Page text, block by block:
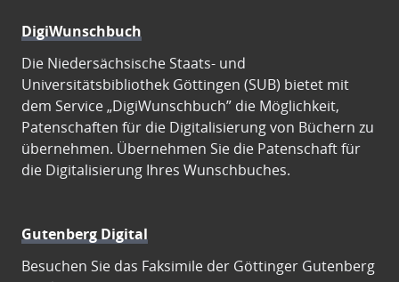
DigiWunschbuch
Die Niedersächsische Staats- und
Universitätsbibliothek Göttingen (SUB) bietet mit
dem Service „DigiWunschbuch” die Möglichkeit,
Patenschaften für die Digitalisierung von Büchern zu
übernehmen. Übernehmen Sie die Patenschaft für
die Digitalisierung Ihres Wunschbuches.
Gutenberg Digital
Besuchen Sie das Faksimile der Göttinger Gutenberg